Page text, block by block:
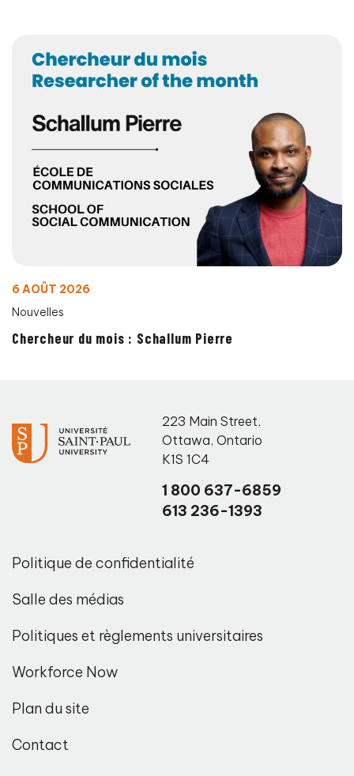
6 AOÛT 2026
Nouvelles
Chercheur du mois : Schallum Pierre
223 Main Street,
Ottawa, Ontario
K1S 1C4
1 800 637-6859
613 236-1393
Politique de confidentialité
Salle des médias
Politiques et règlements universitaires
Workforce Now
Plan du site
Contact